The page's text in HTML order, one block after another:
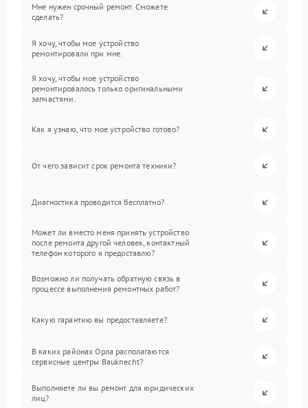
Мне нужен срочный ремонт. Сможете
сделать?
Я хочу, чтобы мое устройство
ремонтировали при мне.
Я хочу, чтобы мое устройство
ремонтировалось только оригинальными
запчастями.
Как я узнаю, что мое устройство готово?
От чего зависит срок ремонта техники?
Диагностика проводится бесплатно?
Может ли вместо меня принять устройство
после ремонта другой человек, контактный
телефон которого я предоставлю?
Возможно ли получать обратную связь в
процессе выполнения ремонтных работ?
Какую гарантию вы предоставляете?
В каких районах Орла располагаются
сервисные центры Bauknecht?
Выполняете ли вы ремонт для юридических
лиц?